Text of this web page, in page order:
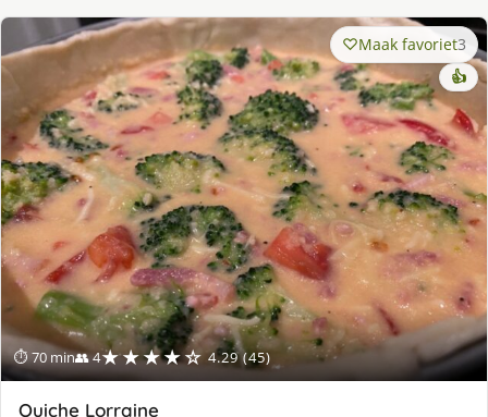
⏱ 70 min👥 4★★★★☆ 4.29 (45)
Maak favoriet3
👍
Quiche Lorraine